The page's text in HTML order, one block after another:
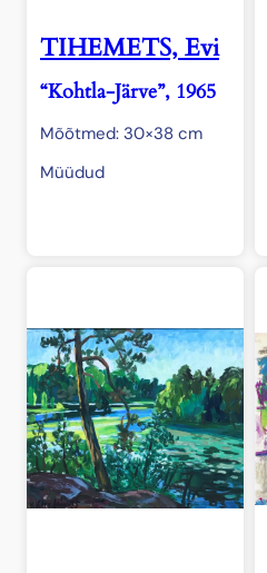
TIHEMETS, Evi
“Kohtla-Järve”, 1965
Mõõtmed: 30×38 cm
Müüdud